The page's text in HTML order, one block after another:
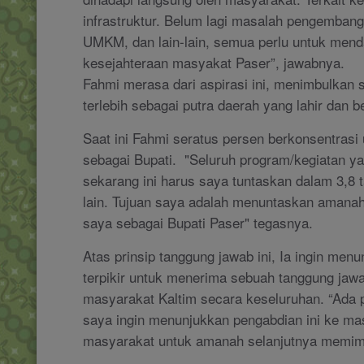
infrastruktur. Belum lagi masalah
UMKM, dan lain-lain, semua perlu untuk
kesejahteraan masyakat Paser”, jawabnya.
Fahmi merasa dari aspirasi ini, menimbulkan
terlebih sebagai putra daerah yang lahir dan
Saat ini Fahmi seratus persen
sebagai Bupati. "Seluruh program/kegiatan
sekarang ini harus saya tuntaskan dalam
lain. Tujuan saya adalah menuntaskan
saya sebagai Bupati Paser" tegasnya.
Atas prinsip tanggung jawab ini, Ia ingin
terpikir untuk menerima sebuah tanggung
masyarakat Kaltim secara keseluruhan.
saya ingin menunjukkan pengabdian ini ke
masyarakat untuk amanah selanjutnya